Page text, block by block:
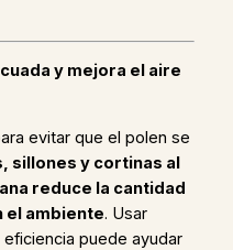
y mejora el aire
evitar que el polen se
sillones y cortinas al
reduce la cantidad
el ambiente. Usar
puede ayudar